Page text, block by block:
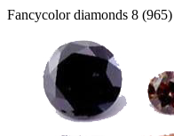
Fancycolor diamonds 8